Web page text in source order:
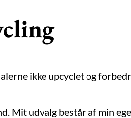
ikke upcyclet og
Mit udvalg består af min